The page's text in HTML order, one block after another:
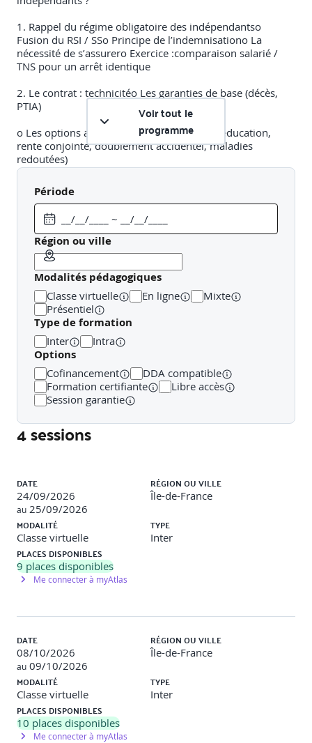
1. Rappel du régime obligatoire des indépendantso
Fusion du RSI / SSo Principe de l’indemnisationo La
nécessité de s’assurero Exercice :comparaison salarié /
TNS pour un arrêt identique
2. Le contrat : technicitéo Les garanties de base (décès,
PTIA)
o Les options aux garanties de base (rente éducation,
rente conjointe, doublement accidentel, maladies
redoutées)
o Les garanties complémentaires (invalidité, incapacité,
frais généraux permanents)o Les limites des garanties
3. Atelier : Impact financier d’un sinistre, assuré ou non
4. QCM d’acquisition et d’ancrage des notions vuesJour 2 :
Vendre un contrat à un indépendant1. Proposer un
contrat, quelle approche ?
o Etude par le besoin (déterminer le niveau de
prestations)
o Cas pratiques sur différents professionnels (artisan,
profession libérales, etc…).
2. Aspects fiscaux et comptables
o Traitement des primes et des indemnitéso Optimisation
fiscale : Madelin / Sociétés à l’IS-IR
4. Cas pratiques et mises en situation : jeux de rôles
situationnels
Accessibilité aux personnes en situation de
handicap :
s.viel@axelerance.fr ou au 06 13 54 41 85
Voir tout le
programme
Période
Région ou ville
Modalités pédagogiques
Classe virtuelle En ligne
Mixte
Présentiel
Type de formation
Inter Intra
Options
Cofinancement
DDA compatible
Formation certifiante
Libre accès
Session garantie
4 sessions
DATE
24/09/2026
au 25/09/2026
RÉGION OU VILLE
Île-de-France
MODALITÉ
Classe virtuelle
TYPE
Inter
PLACES DISPONIBLES
9 places disponibles
Me connecter à myAtlas
DATE
08/10/2026
au 09/10/2026
RÉGION OU VILLE
Île-de-France
MODALITÉ
Classe virtuelle
TYPE
Inter
PLACES DISPONIBLES
10 places disponibles
Me connecter à myAtlas